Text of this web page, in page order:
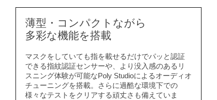
薄型・コンパクトながら
多彩な機能を搭載
マスクをしていても指を載せるだけでパッと認証
できる指紋認証センサーや、より没入感のあるリ
スニング体験が可能なPoly Studioによるオーディオ
チューニングを搭載。さらに過酷な環境下での
様々なテストをクリアする頑丈さも備えていま